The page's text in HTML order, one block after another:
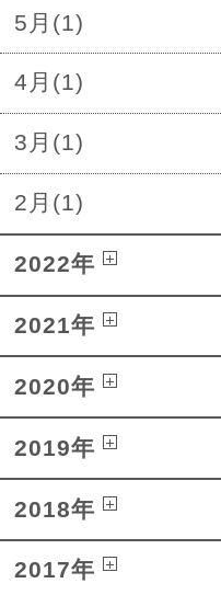
5月(1)
4月(1)
3月(1)
2月(1)
2022年
2021年
2020年
2019年
2018年
2017年